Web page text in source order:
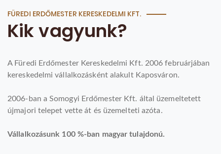
FÜREDI ERDŐMESTER KERESKEDELMI KFT.
Kik vagyunk?
A Füredi Erdőmester Kereskedelmi Kft. 2006 februárjában
kereskedelmi vállalkozásként alakult Kaposváron.
2006-ban a Somogyi Erdőmester Kft. által üzemeltetett
újmajori telepet vette át és üzemelteti azóta.
Vállalkozásunk 100 %-ban magyar tulajdonú.